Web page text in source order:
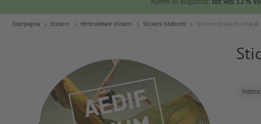
Startpagina Stickers Herbruikbare stickers Stickers (statisch) Stickers (statisch), rond, Ø